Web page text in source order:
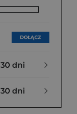
DOŁĄCZ
30 dni
30 dni